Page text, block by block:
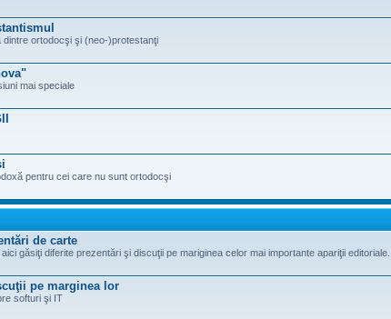
ortodocşi şi (neo-)protestanţi
mai speciale
pentru cei care nu sunt ortodocşi
de carte
găsiţi diferite prezentări şi discuţii pe mariginea celor mai importante apariţii editoriale...
pe marginea lor
softuri şi IT